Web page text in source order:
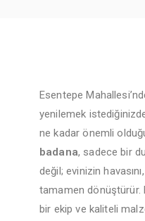
Esentepe
yenilemek
ne kadar önemli
badana, sadece bir
değil; evinizin
tamamen dönüştürür.
bir ekip ve kaliteli